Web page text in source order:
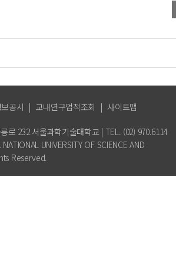
공시 | 교내연구업적조회 | 사이트맵
로 232 서울과학기술대학교 | TEL. (02) 970.6114
UNIVERSITY OF SCIENCE AND
Reserved.